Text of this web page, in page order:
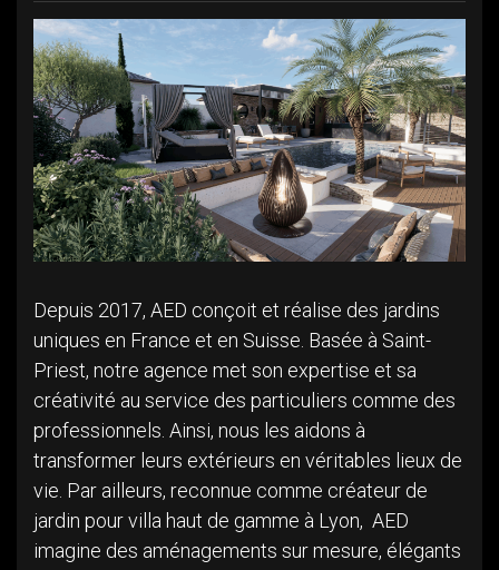
Depuis 2017, AED conçoit et réalise des jardins
uniques en France et en Suisse. Basée à Saint-
Priest, notre agence met son expertise et sa
créativité au service des particuliers comme des
professionnels. Ainsi, nous les aidons à
transformer leurs extérieurs en véritables lieux de
vie. Par ailleurs, reconnue comme créateur de
jardin pour villa haut de gamme à Lyon, AED
imagine des aménagements sur mesure, élégants